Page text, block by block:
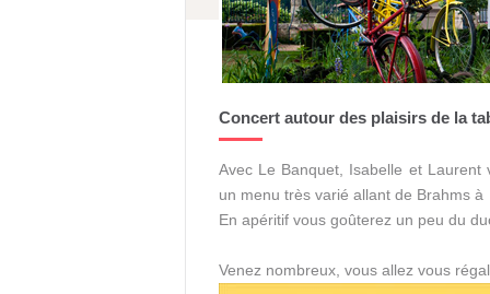
Concert autour des plaisirs de la
Avec Le Banquet, Isabelle et
un menu très varié allant de Brahms
En apéritif vous goûterez un peu du
Venez nombreux, vous allez vous